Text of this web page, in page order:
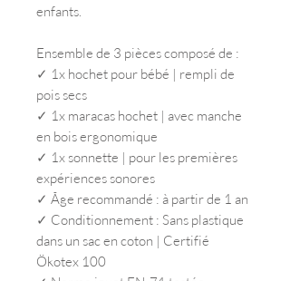
enfants.
Ensemble de 3 pièces composé de :
✓ 1x hochet pour bébé | rempli de
pois secs
✓ 1x maracas hochet | avec manche
en bois ergonomique
✓ 1x sonnette | pour les premières
expériences sonores
✓ Âge recommandé : à partir de 1 an
✓ Conditionnement : Sans plastique
dans un sac en coton | Certifié
Ökotex 100